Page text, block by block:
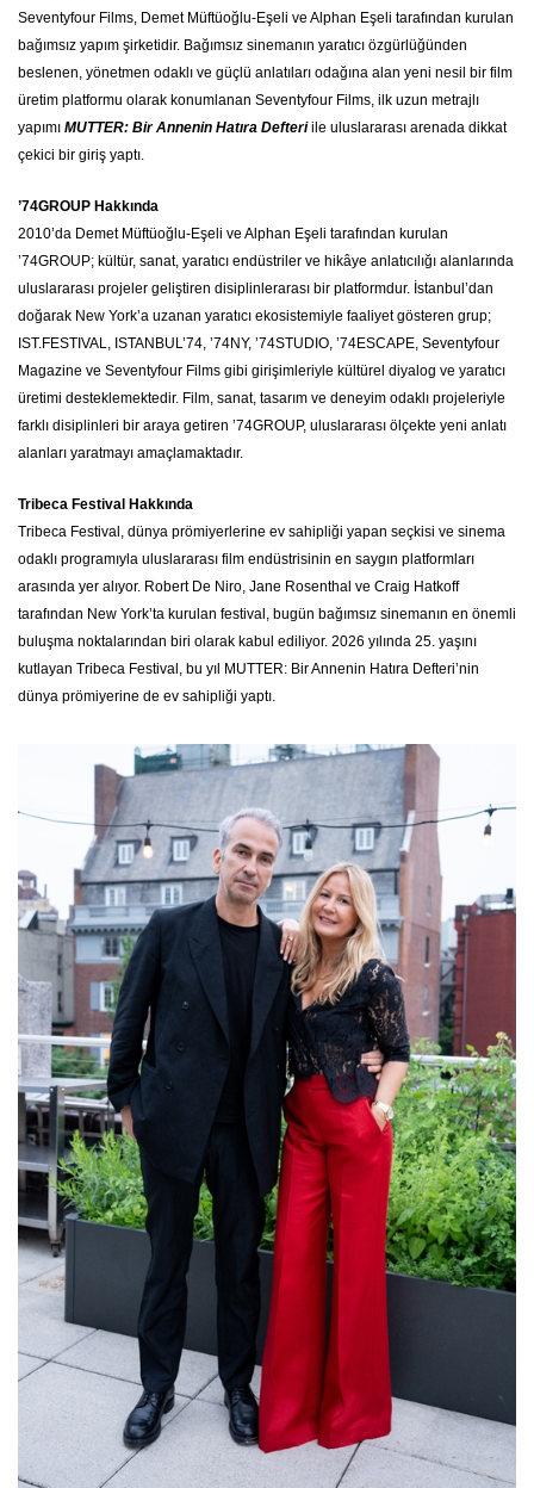
Seventyfour Films, Demet Müftüoğlu-Eşeli ve Alphan Eşeli tarafından kurulan
bağımsız yapım şirketidir. Bağımsız sinemanın yaratıcı özgürlüğünden
beslenen, yönetmen odaklı ve güçlü anlatıları odağına alan yeni nesil bir film
üretim platformu olarak konumlanan Seventyfour Films, ilk uzun metrajlı
yapımı MUTTER: Bir Annenin Hatıra Defteriile uluslararası arenada dikkat
çekici bir giriş yaptı.
’74GROUP Hakkında
2010’da Demet Müftüoğlu-Eşeli ve Alphan Eşeli tarafından kurulan
’74GROUP; kültür, sanat, yaratıcı endüstriler ve hikâye anlatıcılığı alanlarında
uluslararası projeler geliştiren disiplinlerarası bir platformdur. İstanbul’dan
doğarak New York’a uzanan yaratıcı ekosistemiyle faaliyet gösteren grup;
IST.FESTIVAL, ISTANBUL’74, ’74NY, ’74STUDIO, ’74ESCAPE, Seventyfour
Magazine ve Seventyfour Films gibi girişimleriyle kültürel diyalog ve yaratıcı
üretimi desteklemektedir. Film, sanat, tasarım ve deneyim odaklı projeleriyle
farklı disiplinleri bir araya getiren ’74GROUP, uluslararası ölçekte yeni anlatı
alanları yaratmayı amaçlamaktadır.
Tribeca Festival Hakkında
Tribeca Festival, dünya prömiyerlerine ev sahipliği yapan seçkisi ve sinema
odaklı programıyla uluslararası film endüstrisinin en saygın platformları
arasında yer alıyor. Robert De Niro, Jane Rosenthal ve Craig Hatkoff
tarafından New York’ta kurulan festival, bugün bağımsız sinemanın en önemli
buluşma noktalarından biri olarak kabul ediliyor. 2026 yılında 25. yaşını
kutlayan Tribeca Festival, bu yıl MUTTER: Bir Annenin Hatıra Defteri’nin
dünya prömiyerine de ev sahipliği yaptı.